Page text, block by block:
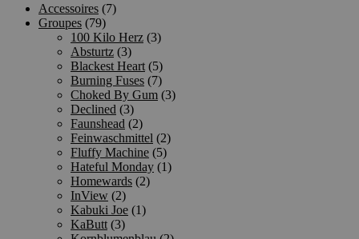
Accessoires (7)
Groupes (79)
100 Kilo Herz (3)
Absturtz (3)
Blackest Heart (5)
Burning Fuses (7)
Choked By Gum (3)
Declined (3)
Faunshead (2)
Feinwaschmittel (2)
Fluffy Machine (5)
Hateful Monday (1)
Homewards (2)
InView (2)
Kabuki Joe (1)
KaButt (3)